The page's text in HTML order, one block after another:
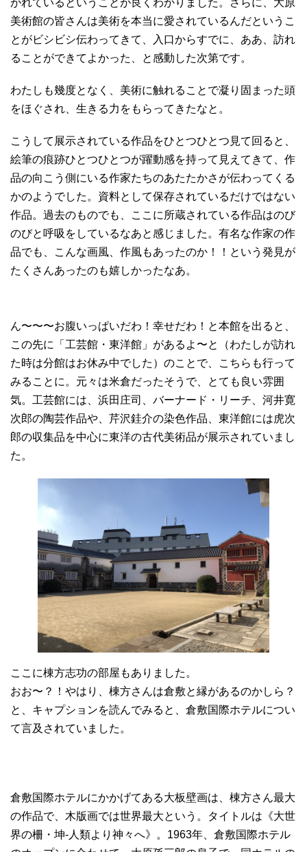
がれているということが良くわかりました。さらに、大原
美術館の皆さんは美術を本当に愛されているんだというこ
とがビシビシ伝わってきて、入口からすでに、ああ、訪れ
ることができてよかった、と感動した次第です。
わたしも幾度となく、美術に触れることで凝り固まった頭
をほぐされ、生きる力をもらってきたなと。
こうして展示されている作品をひとつひとつ見て回ると、
絵筆の痕跡ひとつひとつが躍動感を持って見えてきて、作
品の向こう側にいる作家たちのあたたかさが伝わってくる
かのようでした。資料として保存されているだけではない
作品。過去のものでも、ここに所蔵されている作品はのび
のびと呼吸をしているなあと感じました。有名な作家の作
品でも、こんな画風、作風もあったのか！！という発見が
たくさんあったのも嬉しかったなあ。
ん〜〜〜お腹いっぱいだわ！幸せだわ！と本館を出ると、
この先に「工芸館・東洋館」があるよ〜と（わたしが訪れ
た時は分館はお休み中でした）のことで、こちらも行って
みることに。元々は米倉だったそうで、とても良い雰囲
気。工芸館には、浜田庄司、バーナード・リーチ、河井寛
次郎の陶芸作品や、芹沢銈介の染色作品、東洋館には虎次
郎の収集品を中心に東洋の古代美術品が展示されていまし
た。
ここに棟方志功の部屋もありました。
おお〜？！やはり、棟方さんは倉敷と縁があるのかしら？
と、キャプションを読んでみると、倉敷国際ホテルについ
て言及されていました。
倉敷国際ホテルにかかげてある大板壁画は、棟方さん最大
の作品で、木版画では世界最大という。タイトルは《大世
界の柵・坤-人類より神々へ》。1963年、倉敷国際ホテル